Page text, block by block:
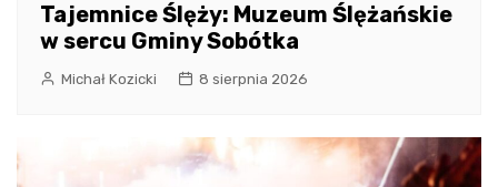
Tajemnice Ślęży: Muzeum Ślężańskie
w sercu Gminy Sobótka
Michał Kozicki 8 sierpnia 2026